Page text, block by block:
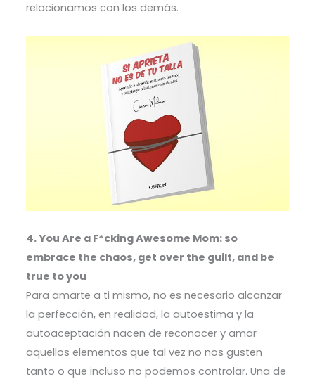
relacionamos con los demás.
4. You Are a F*cking Awesome Mom: so
embrace the chaos, get over the guilt, and be
true to you
Para amarte a ti mismo, no es necesario alcanzar
la perfección, en realidad, la autoestima y la
autoaceptación nacen de reconocer y amar
aquellos elementos que tal vez no nos gusten
tanto o que incluso no podemos controlar. Una de